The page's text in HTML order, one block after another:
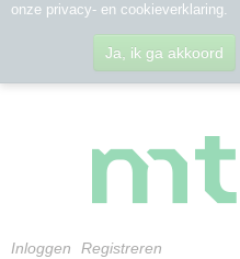
Inloggen Registreren
onze privacy- en cookieverklaring.
Ja, ik ga akkoord